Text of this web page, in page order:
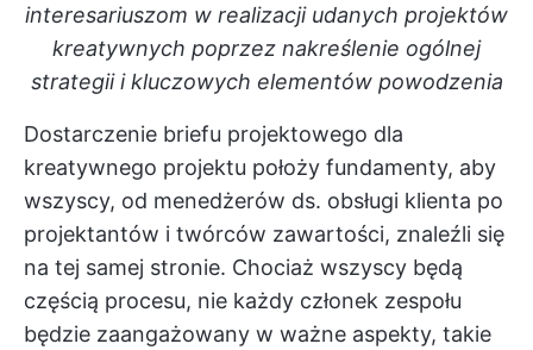
interesariuszom w realizacji udanych projektów
kreatywnych poprzez nakreślenie ogólnej
strategii i kluczowych elementów powodzenia
Dostarczenie briefu projektowego dla
kreatywnego projektu położy fundamenty, aby
wszyscy, od menedżerów ds. obsługi klienta po
projektantów i twórców zawartości, znaleźli się
na tej samej stronie. Chociaż wszyscy będą
częścią procesu, nie każdy członek zespołu
będzie zaangażowany w ważne aspekty, takie